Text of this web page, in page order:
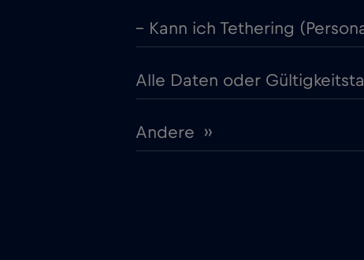
– Kann ich Tethering
Alle Daten oder
Andere ››